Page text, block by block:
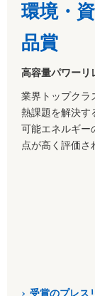
環境・
品賞
高容量パワーリ
業界トップクラ
熱課題を解決す
可能エネルギー
点が高く評価さ
受賞のプレス